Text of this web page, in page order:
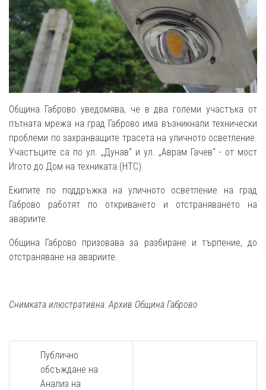
Община Габрово уведомява, че в два големи участъка от
пътната мрежа на град Габрово има възникнали технически
проблеми по захранващите трасета на уличното осветление.
Участъците са по ул. „Дунав“ и ул. „Аврам Гачев“ - от мост
Игото до Дом на техниката (НТС).
Екипите по поддръжка на уличното осветление на град
Габрово работят по откриването и отстраняването на
авариите.
Община Габрово призовава за разбиране и търпение, до
отстраняване на авариите.
Снимката илюстративна: Архив Община Габрово
Публично
обсъждане на
Анализ на